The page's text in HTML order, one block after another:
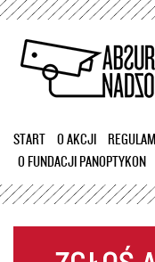
START O AKCJI
O FUNDACJI PANOPTYKON